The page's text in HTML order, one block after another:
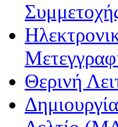
Θερινή